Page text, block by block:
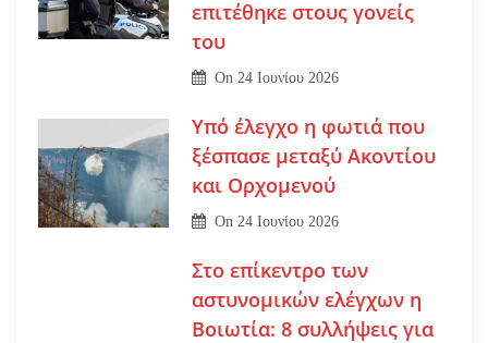
επιτέθηκε στους γονείς
του
On 24 Ιουνίου 2026
Υπό έλεγχο η φωτιά που
ξέσπασε μεταξύ Ακοντίου
και Ορχομενού
On 24 Ιουνίου 2026
Στο επίκεντρο των
αστυνομικών ελέγχων η
Βοιωτία: 8 συλλήψεις για